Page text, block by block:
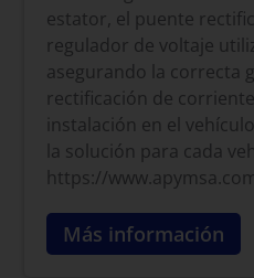
estator, el puente
regulador de voltaje
asegurando la correcta
rectificación de
instalación en el
la solución para cada
https://
Más información